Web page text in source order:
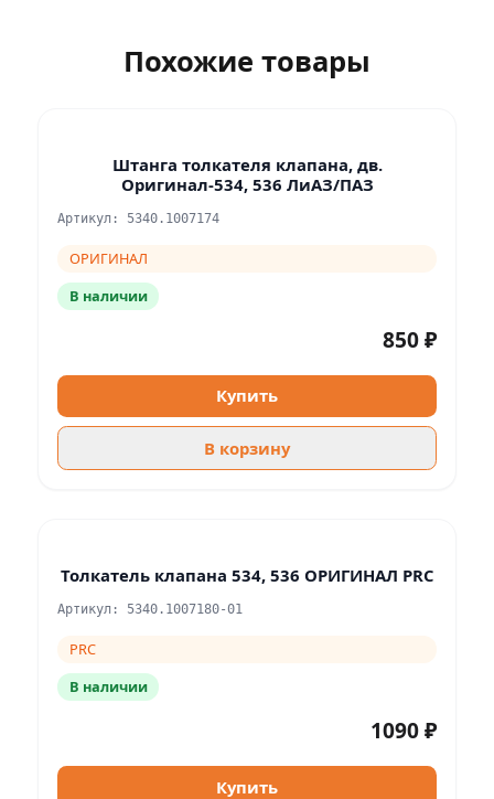
Похожие товары
Штанга толкателя клапана, дв.
Оригинал-534, 536 ЛиАЗ/ПАЗ
Артикул: 5340.1007174
ОРИГИНАЛ
В наличии
850 ₽
Купить
В корзину
Толкатель клапана 534, 536 ОРИГИНАЛ PRC
Артикул: 5340.1007180-01
PRC
В наличии
1090 ₽
Купить